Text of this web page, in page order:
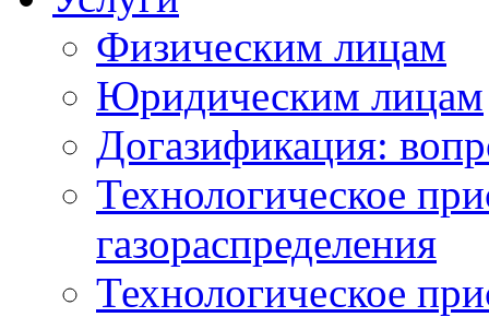
Физическим лицам
Юридическим лицам
Догазификация:
Технологическое
газораспределения
Технологическое